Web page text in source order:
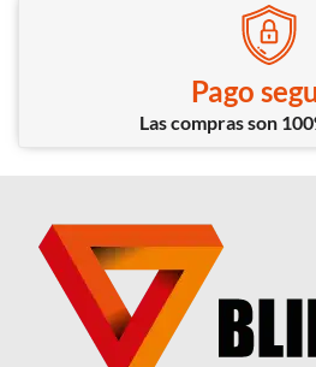
Pago
Las compras son